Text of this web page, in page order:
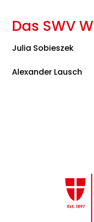
Das SWV
Julia Sobieszek
Alexander Lausch